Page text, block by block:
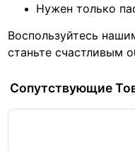
Нужен только
Воспользуйтесь
станьте счастливым
Сопутствующие